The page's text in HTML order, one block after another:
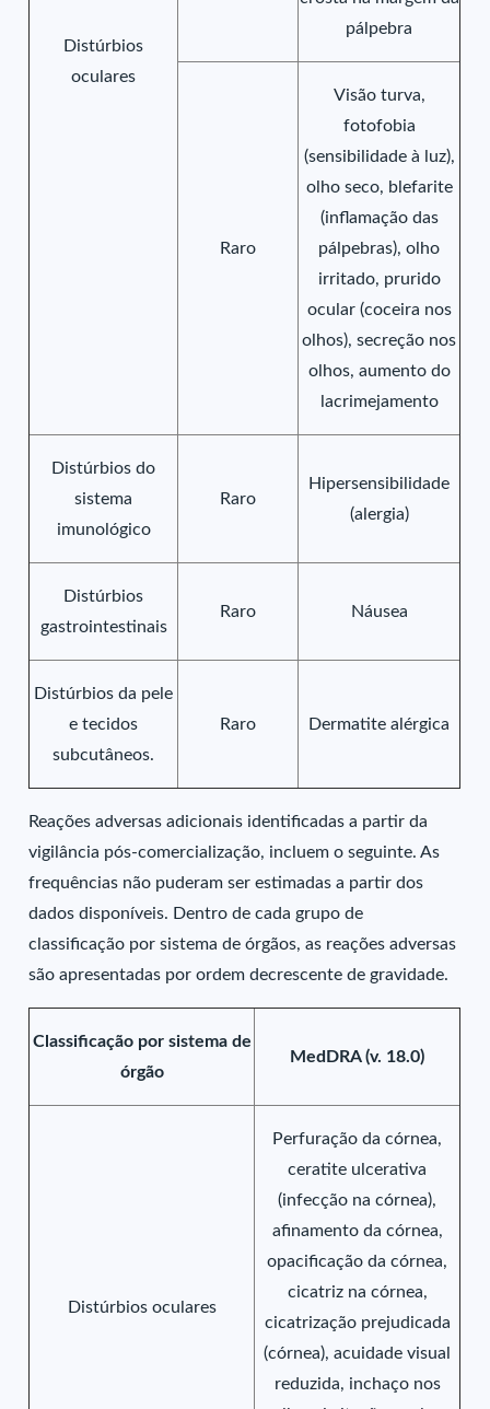
Distúrbios
oculares
pálpebra
Raro
Visão turva,
fotofobia
(sensibilidade à luz),
olho seco, blefarite
(inflamação das
pálpebras), olho
irritado, prurido
ocular (coceira nos
olhos), secreção nos
olhos, aumento do
lacrimejamento
Distúrbios do
sistema
imunológico
Raro
Hipersensibilidade
(alergia)
Distúrbios
gastrointestinais
Raro Náusea
Distúrbios da pele
e tecidos
subcutâneos.
Raro Dermatite alérgica
Reações adversas adicionais identificadas a partir da
vigilância pós-comercialização, incluem o seguinte. As
frequências não puderam ser estimadas a partir dos
dados disponíveis. Dentro de cada grupo de
classificação por sistema de órgãos, as reações adversas
são apresentadas por ordem decrescente de gravidade.
Classificação por sistema de
órgão
MedDRA (v. 18.0)
Distúrbios oculares
Perfuração da córnea,
ceratite ulcerativa
(infecção na córnea),
afinamento da córnea,
opacificação da córnea,
cicatriz na córnea,
cicatrização prejudicada
(córnea), acuidade visual
reduzida, inchaço nos